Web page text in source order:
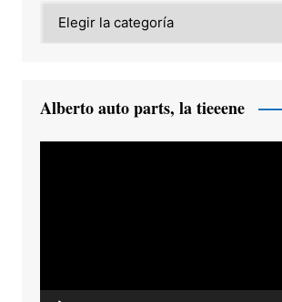
Alberto auto parts, la tieeene